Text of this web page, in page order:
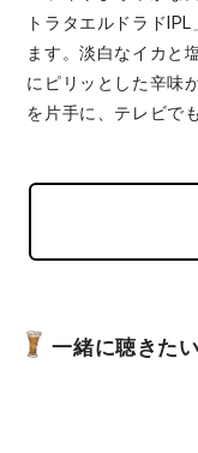
トラタエルドラド
ます。淡白なイカと
にピリッとした辛味
を片手に、テレビで
一緒に聴きた